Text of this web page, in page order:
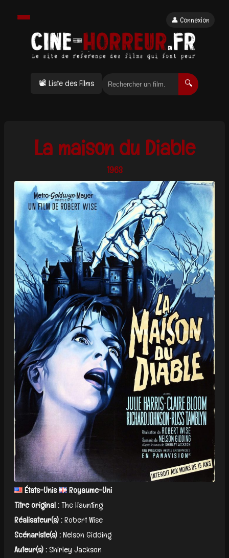
📽 Liste des Films 🔍
👤 Connexion
La maison du Diable
1963
États-Unis
Royaume-Uni
Titre original :The Haunting
Réalisateur(s) :Robert Wise
Scénariste(s) :Nelson Gidding
Auteur(s) :Shirley Jackson